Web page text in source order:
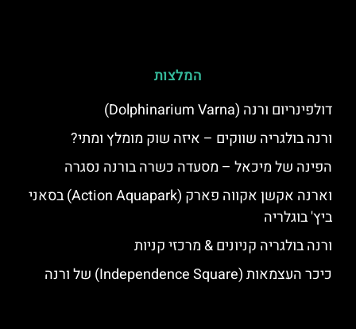
המלצות
דולפינריום ורנה (Dolphinarium Varna)
ורנה בולגריה שווקים – איזה שוק מומלץ ומתי?
הפינה של מיכאל – מסעדה כשרה בורנה נסגרה
וארנה אקשן אקווה פארק (Action Aquapark) בסאני
ביץ' בוגלריה
ורנה בולגריה קניונים & מרכזי קניות
כיכר העצמאות (Independence Square) של ורנה